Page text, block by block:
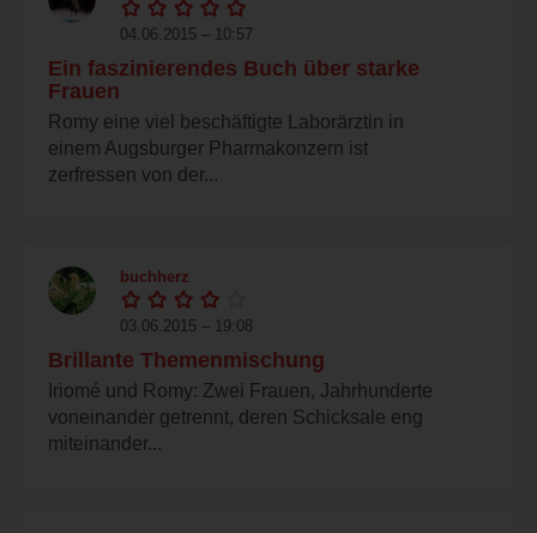
04.06.2015 – 10:57
Ein faszinierendes Buch über starke
Frauen
Romy eine viel beschäftigte Laborärztin in
einem Augsburger Pharmakonzern ist
zerfressen von der...
buchherz
03.06.2015 – 19:08
Brillante Themenmischung
Iriomé und Romy: Zwei Frauen, Jahrhunderte
voneinander getrennt, deren Schicksale eng
miteinander...